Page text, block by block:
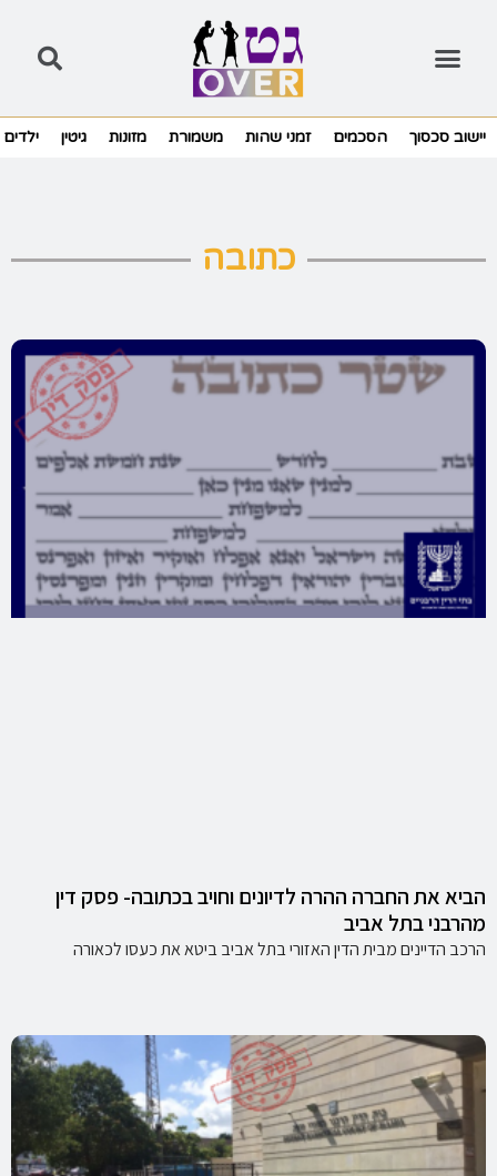
יישוב סכסוך הסכמים זמני שהות משמורת מזונות גיטין ילדים
כתובה
הביא את החברה ההרה לדיונים וחויב בכתובה- פסק דין
מהרבני בתל אביב
הרכב הדיינים מבית הדין האזורי בתל אביב ביטא את כעסו לכאורה